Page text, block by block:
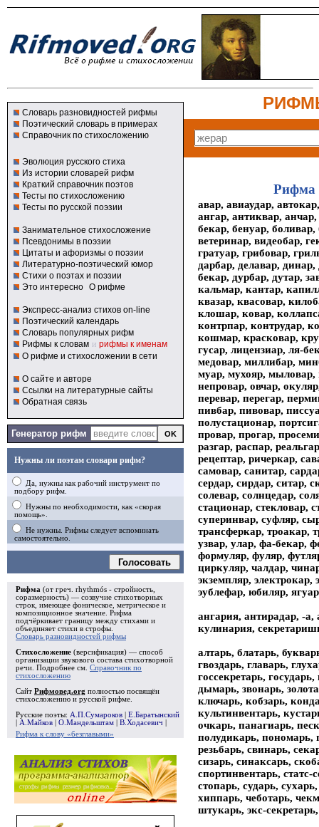
Словарь разновидностей рифмы
Поэтический словарь в примерах
Справочник по стихосложению
Эволюция русского стиха
Из истории словарей рифм
Краткий справочник поэтов
Тесты по стихосложению
Тесты по русской поэзии
Занимательное стихосложение
Псевдонимы в поэзии
Цитаты и афоризмы о поэзии
Литературно-поэтический юмор
Стихи о поэтах и поэзии
Это интересно О рифме
Экспресс-анализ стихов on-line
Поэтический календарь
Словарь популярных рифм
Рифмы к словам и рифмы к именам
О рифме и стихосложении в сети
О сайте и авторе
Ссылки на литературные сайты
Обратная связь
Генератор рифм
Нужны ли поэтам словари рифм?
Да, нужны как рабочий инструмент по
подбору рифм.
Нужны по необходимости, как «скорая
помощь».
Не нужны. Рифмы следует вспоминать
самостоятельно.
Голосовать
Рифма (от греч. rhythmós - стройность,
соразмерность) — созвучие стихотворных
строк, имеющее фоническое, метрическое и
композиционное значение. Рифма
подчёркивает границу между стихами и
объединяет стихи в строфы
Словарь разновидностей рифмы
Стихосложение (версификация) — способ
организации звукового состава стихотворной
речи. Подробнее см. Справочник по
стихосложению
Сайт Рифмовед.org полностью посвящён
стихосложению и русской рифме.
Русские поэты: А.П.Сумароков
Е.Баратынский
А.Майков О.Мандельштам В.Ходасевич
Рифма к слову «безглавыми»
Рифма
авар, авиаудар,
ангар, антиквар,
бекар, бенуар,
ветеринар, видеобар,
гратуар, грибовар,
дарбар, делавар,
бекар, дурбар, дутар,
кальмар, кантар,
квазар, квасовар,
клошар, ковар,
контрпар, контрудар,
кошмар, красковар,
гусар, лицензиар, ля-
медовар, миллибар,
муар, мухояр, мыловар,
непровар, овчар,
перевар, перегар,
пивбар, пивовар,
полустационар,
провар, прогар,
разгар, распар,
рецептар, ричеркар,
самовар, санитар,
сердар, сирдар, ситар,
солевар, солнцедар,
стационар, стекловар,
суперинвар, суфляр,
трансферкар, троакар,
узвар, улар, фа-бекар,
формуляр, фуляр,
циркуляр, чалдар,
экземпляр, электрокар,
эублефар, юбиляр,
ангария, антирадар, -
кулинария,
алтарь, блатарь,
гвоздарь, главарь,
госсекретарь,
дымарь, звонарь,
ключарь, кобзарь,
культинвентарь,
очкарь, панагиарь,
полудикарь, пономарь,
резьбарь, свинарь,
сизарь, синаксарь,
спортинвентарь, статс-
стопарь, сударь,
хиппарь, чеботарь,
штукарь, экс-